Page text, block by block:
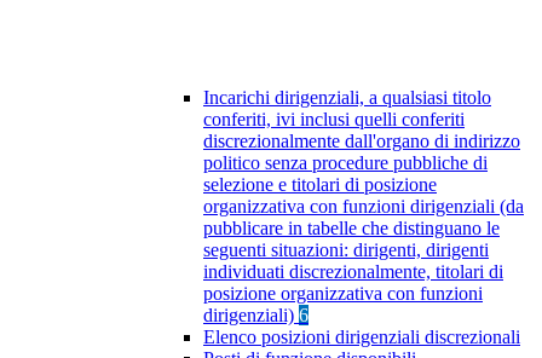
Incarichi dirigenziali, a qualsiasi titolo
conferiti, ivi inclusi quelli conferiti
discrezionalmente dall'organo di indirizzo
politico senza procedure pubbliche di
selezione e titolari di posizione
organizzativa con funzioni dirigenziali (da
pubblicare in tabelle che distinguano le
seguenti situazioni: dirigenti, dirigenti
individuati discrezionalmente, titolari di
posizione organizzativa con funzioni
dirigenziali) 6
Elenco posizioni dirigenziali discrezionali